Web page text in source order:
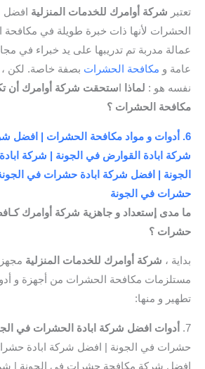
تعتبر شركة أوامرك للخدمات المنزلية افضل
الحشرات لأنها ذات خبرة طويلة في
عمالة مدربة تم تدريبها على يد خبراء في
عامة و مكافحة الحشرات بصفة خاصة. لكن
نفسه هو : لماذا
ستحقت شركة أوامرك أن
مكافحة الحشرات ؟
6. أدوات و مواد مكافحة الحشرات | افضل
شركة ابادة القوارض في الجونة | شركة
الجونة | افضل شركة ابادة حشرات في
حشرات في الجونة
ما مدى إستعداد و جاهزية شركة أوامرك
حشرات ؟
بداية ، شركة أوامرك للخدمات المنزلية
مستلزمات مكافحة الحشرات من أجهزة و
تطهير و منها:
7. أدوات افضل شركة ابادة الحشرات في
حشرات في الجونة | افضل شركة ابادة
افضل شركة مكافحة حشرات في الجونة |